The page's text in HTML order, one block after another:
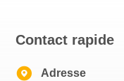
Contact rapide
Adresse